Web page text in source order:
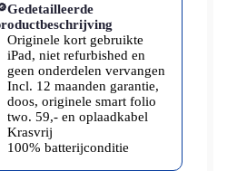
Originele kort gebruikte
iPad, niet refurbished en
geen onderdelen vervangen
Incl. 12 maanden garantie,
doos, originele smart folio
two. 59,- en oplaadkabel
Krasvrij
100% batterijconditie